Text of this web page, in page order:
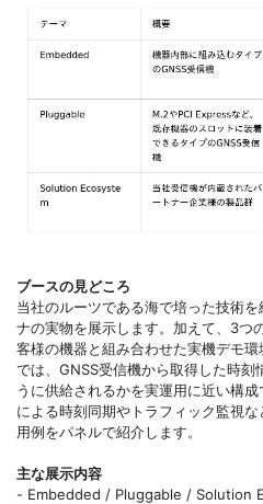
ブースの見どころ
当社のルーツである海で培った技術
ナの実物を展示します。加えて、3つ
客様の機器と組み合わせた実機デモ
では、GNSS受信機から取得した時刻
うに供給されるかを実運用に近い構
による時刻同期やトラフィック監視
用例をパネルで紹介します。
主な展示内容
- Embedded / Pluggable / Solution